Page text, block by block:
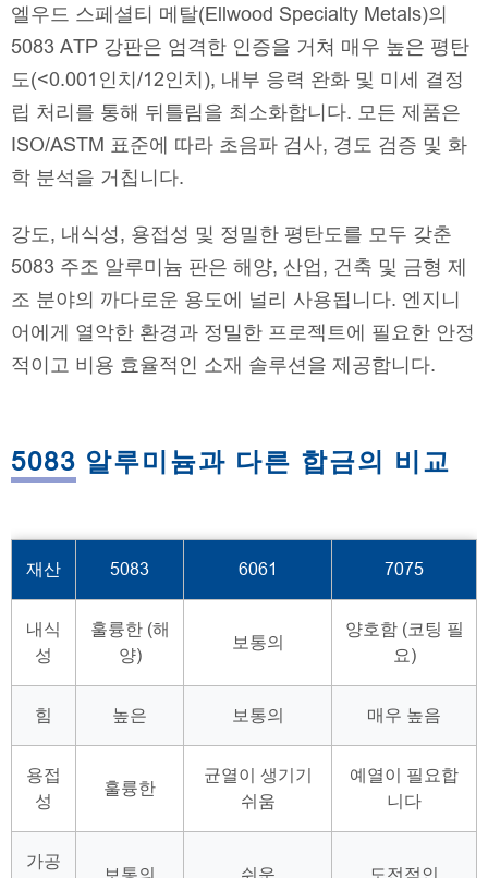
엘우드 스페셜티 메탈(Ellwood Specialty Metals)의
5083 ATP 강판은 엄격한 인증을 거쳐 매우 높은 평탄
도(<0.001인치/12인치), 내부 응력 완화 및 미세 결정
립 처리를 통해 뒤틀림을 최소화합니다. 모든 제품은
ISO/ASTM 표준에 따라 초음파 검사, 경도 검증 및 화
학 분석을 거칩니다.
강도, 내식성, 용접성 및 정밀한 평탄도를 모두 갖춘
5083 주조 알루미늄 판은 해양, 산업, 건축 및 금형 제
조 분야의 까다로운 용도에 널리 사용됩니다. 엔지니
어에게 열악한 환경과 정밀한 프로젝트에 필요한 안정
적이고 비용 효율적인 소재 솔루션을 제공합니다.
5083 알루미늄과 다른 합금의 비교
재산 5083 6061 7075
내식
성
훌륭한 (해
양)
보통의
양호함 (코팅 필
요)
힘 높은 보통의 매우 높음
용접
성
훌륭한
균열이 생기기
쉬움
예열이 필요합
니다
가공